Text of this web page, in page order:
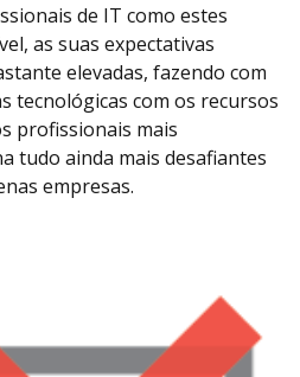
de IT como estes
as suas expectativas
elevadas, fazendo com
tecnológicas com os recursos
profissionais mais
tudo ainda mais desafiantes
empresas.